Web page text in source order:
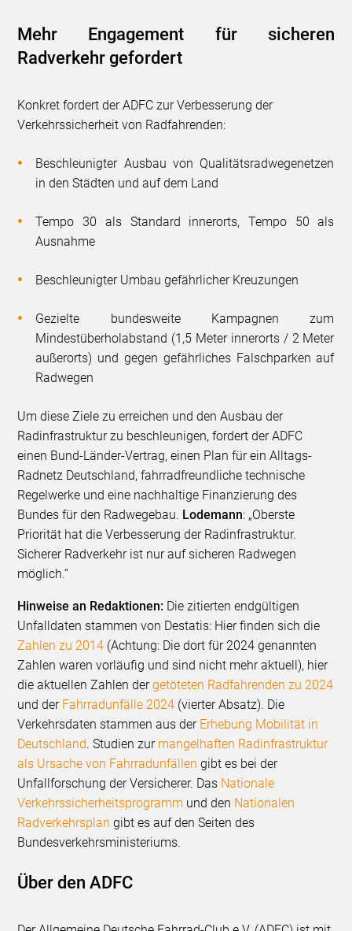
Mehr Engagement für sicheren
Radverkehr gefordert
Konkret fordert der ADFC zur Verbesserung der
Verkehrssicherheit von Radfahrenden:
Beschleunigter Ausbau von Qualitätsradwegenetzen
in den Städten und auf dem Land
Tempo 30 als Standard innerorts, Tempo 50 als
Ausnahme
Beschleunigter Umbau gefährlicher Kreuzungen
Gezielte bundesweite Kampagnen zum
Mindestüberholabstand (1,5 Meter innerorts / 2 Meter
außerorts) und gegen gefährliches Falschparken auf
Radwegen
Um diese Ziele zu erreichen und den Ausbau der
Radinfrastruktur zu beschleunigen, fordert der ADFC
einen Bund-Länder-Vertrag, einen Plan für ein Alltags-
Radnetz Deutschland, fahrradfreundliche technische
Regelwerke und eine nachhaltige Finanzierung des
Bundes für den Radwegebau. Lodemann: „Oberste
Priorität hat die Verbesserung der Radinfrastruktur.
Sicherer Radverkehr ist nur auf sicheren Radwegen
möglich.“
Hinweise an Redaktionen: Die zitierten endgültigen
Unfalldaten stammen von Destatis: Hier finden sich die
Zahlen zu 2014 (Achtung: Die dort für 2024 genannten
Zahlen waren vorläufig und sind nicht mehr aktuell), hier
die aktuellen Zahlen dergetöteten Radfahrenden zu 2024
und der Fahrradunfälle 2024 (vierter Absatz). Die
Verkehrsdaten stammen aus derErhebung Mobilität in
Deutschland. Studien zur mangelhaften Radinfrastruktur
als Ursache von Fahrradunfällen gibt es bei der
Unfallforschung der Versicherer. Das Nationale
Verkehrssicherheitsprogramm und den Nationalen
Radverkehrsplan gibt es auf den Seiten des
Bundesverkehrsministeriums.
Über den ADFC